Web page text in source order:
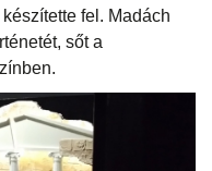
fel. Madách
sőt a